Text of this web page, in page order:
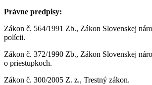
Právne predpisy:
Zákon č. 564/1991 Zb., Zákon Slovenskej
polícii.
Zákon č. 372/1990 Zb., Zákon Slovenskej
o priestupkoch.
Zákon č. 300/2005 Z. z., Trestný zákon.